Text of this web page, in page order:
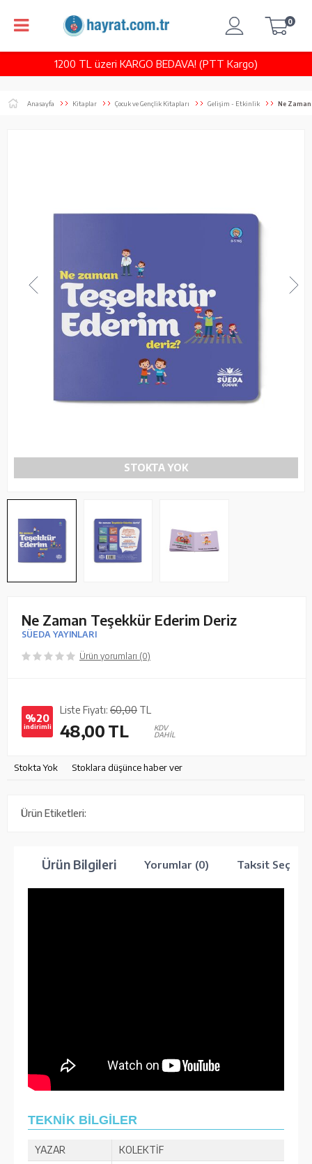
1200 TL üzeri KARGO BEDAVA! (PTT Kargo)
0
Anasayfa Kitaplar Çocuk ve Gençlik Kitapları Gelişim - Etkinlik Ne
STOKTA YOK
Ne Zaman Teşekkür Ederim Deriz
SÜEDA YAYINLARI
Ürün yorumları (0)
%20
indirimli
Liste Fiyatı: 60,00 TL
48,00TL
KDV
DAHİL
Stokta Yok Stoklara düşünce haber ver
Ürün Etiketleri:
Ürün Bilgileri Yorumlar (0) Taksit
TEKNİK BİLGİLER
YAZAR
KOLEKTİF